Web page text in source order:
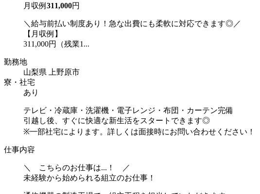
月収例 311,000円
＼給与前払い制度あり！急な出費にも柔軟に対応できます◎／
【月収例】
311,000円（残業1...
勤務地
山梨県 上野原市
寮・社宅
あり
テレビ・冷蔵庫・洗濯機・電子レンジ・布団・カーテン完備
引越し後、すぐに快適な新生活をスタートできます◎
※一部社宅によります。詳しくは面接時にお問い合わせください！
仕事内容
＼ こちらのお仕事は...！ ／
未経験から始められる組立のお仕事！